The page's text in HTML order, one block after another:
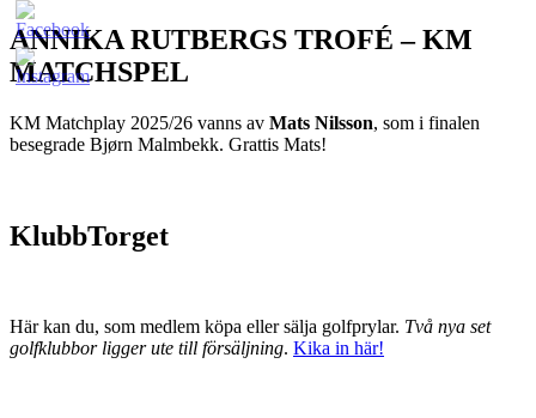
ANNIKA RUTBERGS TROFÉ – KM
MATCHSPEL
KM Matchplay 2025/26 vanns av Mats Nilsson, som i finalen
besegrade Bjørn Malmbekk. Grattis Mats!
KlubbTorget
Här kan du, som medlem köpa eller sälja golfprylar. Två nya set
golfklubbor ligger ute till försäljning. Kika in här!